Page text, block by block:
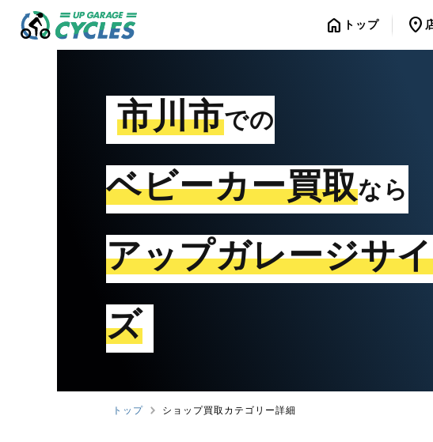
home トップ location_on
市川市での
ベビーカー買取なら
アップガレージサ
ズ
トップ ショップ買取カテゴリー詳細